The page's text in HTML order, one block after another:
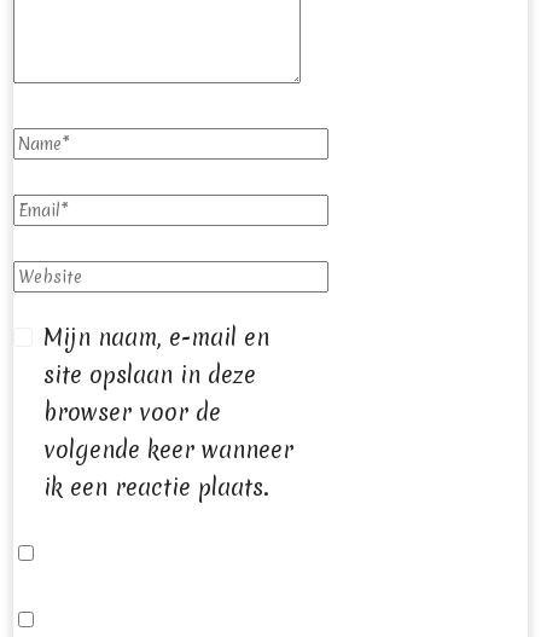
Mijn naam, e-mail en
site opslaan in deze
browser voor de
volgende keer wanneer
ik een reactie plaats.